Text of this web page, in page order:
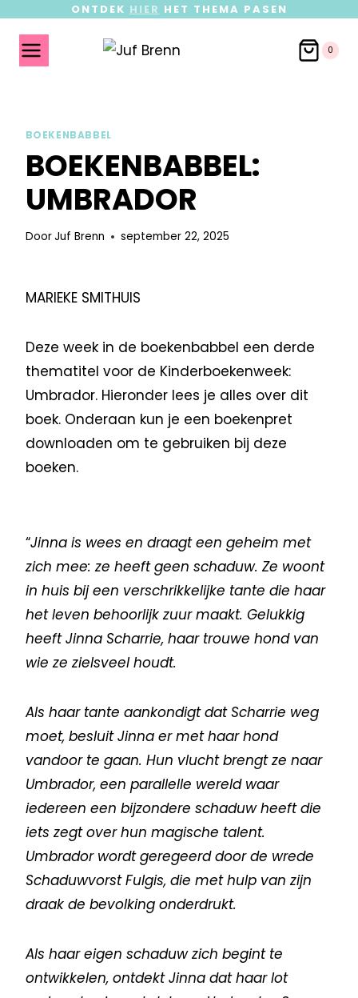
ONTDEK HIER HET THEMA PASEN
0
BOEKENBABBEL
BOEKENBABBEL:
UMBRADOR
DoorJuf Brenn september 22, 2025
MARIEKE SMITHUIS
Deze week in de boekenbabbel een derde
thematitel voor de Kinderboekenweek:
Umbrador. Hieronder lees je alles over dit
boek. Onderaan kun je een boekenpret
downloaden om te gebruiken bij deze
boeken.
“Jinna is wees en draagt een geheim met
zich mee: ze heeft geen schaduw. Ze woont
in huis bij een verschrikkelijke tante die haar
het leven behoorlijk zuur maakt. Gelukkig
heeft Jinna Scharrie, haar trouwe hond van
wie ze zielsveel houdt.
Als haar tante aankondigt dat Scharrie weg
moet, besluit Jinna er met haar hond
vandoor te gaan. Hun vlucht brengt ze naar
Umbrador, een parallelle wereld waar
iedereen een bijzondere schaduw heeft die
iets zegt over hun magische talent.
Umbrador wordt geregeerd door de wrede
Schaduwvorst Fulgis, die met hulp van zijn
draak de bevolking onderdrukt.
Als haar eigen schaduw zich begint te
ontwikkelen, ontdekt Jinna dat haar lot